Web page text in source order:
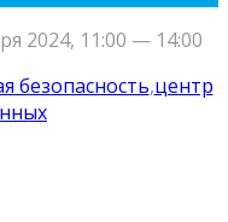
2024, 11:00 — 14:00
безопасность,центр